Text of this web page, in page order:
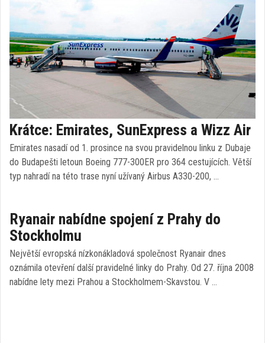
Krátce: Emirates, SunExpress a Wizz Air
Emirates nasadí od 1. prosince na svou pravidelnou linku z Dubaje
do Budapešti letoun Boeing 777-300ER pro 364 cestujících. Větší
typ nahradí na této trase nyní užívaný Airbus A330-200, …
Ryanair nabídne spojení z Prahy do
Stockholmu
Největší evropská nízkonákladová společnost Ryanair dnes
oznámila otevření další pravidelné linky do Prahy. Od 27. října 2008
nabídne lety mezi Prahou a Stockholmem-Skavstou. V …